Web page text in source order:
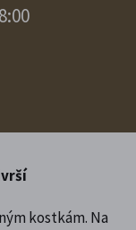
kostkám. Na